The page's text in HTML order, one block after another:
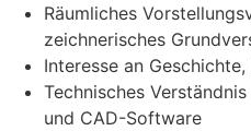
Räumliches
zeichnerisches
Interesse an
Technisches
und CAD-Software